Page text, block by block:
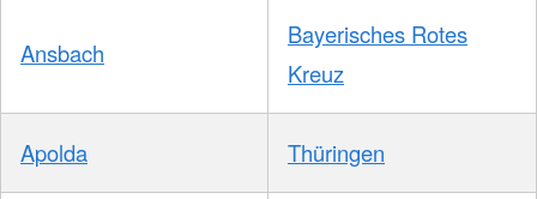
Ansbach
Bayerisches Rotes
Kreuz
Apolda Thüringen